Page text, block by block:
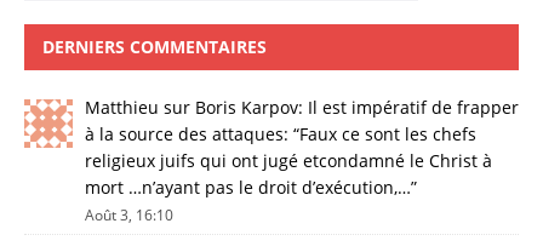
DERNIERS COMMENTAIRES
Matthieu sur Boris Karpov: Il est impératif de frapper
à la source des attaques: “Faux ce sont les chefs
religieux juifs qui ont jugé etcondamné le Christ à
mort …n’ayant pas le droit d’exécution,…”
Août 3, 16:10